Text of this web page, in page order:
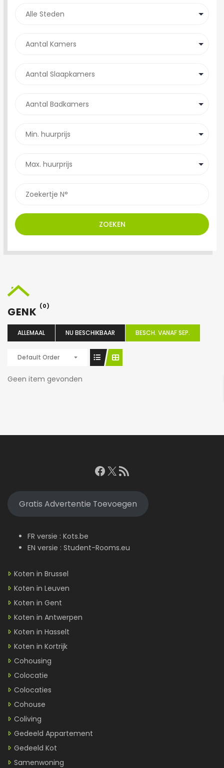
ZOEKEN
GENK (0)
ALLEMAAL NU BESCHIKBAAR BESCH. VANAF SEP.
Default Order
Geen item gevonden
Facebook
X RSS feed
Gratis Advertentie Toevoegen
FR versie : Kots.be
EN versie : Student-Rooms.eu
Koten in Brussel
Koten in Leuven
Koten in Gent
Koten in Antwerpen
Koten in Hasselt
Koten in Kortrijk
Cohousing
Colocatie
Colocaties
Cohouse
Coliving
Gedeeld Appartement
Gedeeld Kot
Samenwoning